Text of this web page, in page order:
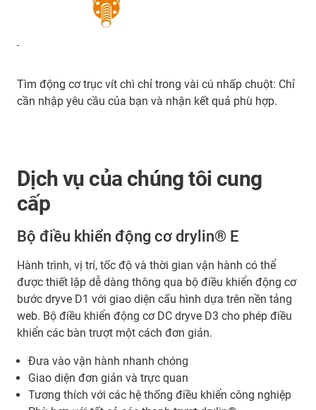
-
Tìm động cơ trục vít chì chỉ trong vài cú nhấp chuột: Chỉ
cần nhập yêu cầu của bạn và nhận kết quả phù hợp.
Dịch vụ của chúng tôi cung
cấp
Bộ điều khiển động cơ drylin® E
Hành trình, vị trí, tốc độ và thời gian vận hành có thể
được thiết lập dễ dàng thông qua bộ điều khiển động cơ
bước dryve D1 với giao diện cấu hình dựa trên nền tảng
web. Bộ điều khiển động cơ DC dryve D3 cho phép điều
khiển các bàn trượt một cách đơn giản.
Đưa vào vận hành nhanh chóng
Giao diện đơn giản và trực quan
Tương thích với các hệ thống điều khiển công nghiệp